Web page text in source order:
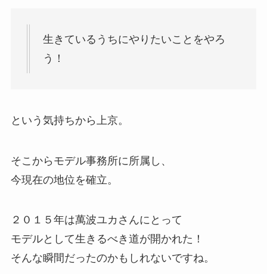
生きているうちにやりたいことをやろ
う！
という気持ちから上京。
そこからモデル事務所に所属し、
今現在の地位を確立。
２０１５年は萬波ユカさんにとって
モデルとして生きるべき道が開かれた！
そんな瞬間だったのかもしれないですね。